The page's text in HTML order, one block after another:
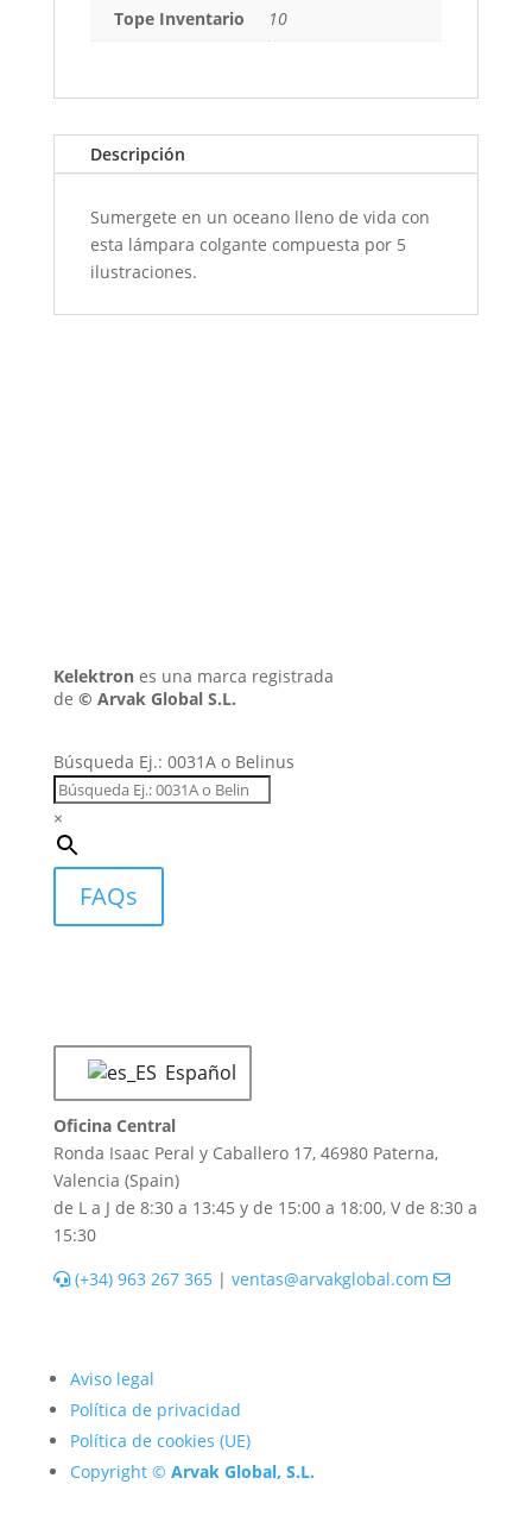
Tope Inventario
10
Descripción
Sumergete en un oceano lleno de vida con
esta lámpara colgante compuesta por 5
ilustraciones.
Kelektrones una marca registrada
de © Arvak Global S.L.
Búsqueda Ej.: 0031A o Belinus
×
FAQs
Español
Oficina Central
Ronda Isaac Peral y Caballero 17, 46980 Paterna,
Valencia (Spain)
de L a J de 8:30 a 13:45 y de 15:00 a 18:00, V de 8:30 a
15:30
(+34) 963 267 365| ventas@arvakglobal.com
Aviso legal
Política de privacidad
Política de cookies (UE)
Copyright © Arvak Global, S.L.